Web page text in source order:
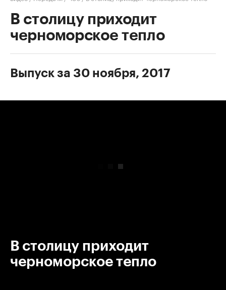
В столицу приходит
черноморское тепло
Выпуск за 30 ноября, 2017
В столицу приходит
черноморское тепло